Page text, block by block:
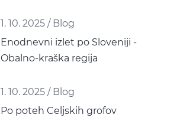
1. 10. 2025 / Blog
Enodnevni izlet po Sloveniji -
Obalno-kraška regija
1. 10. 2025 / Blog
Po poteh Celjskih grofov